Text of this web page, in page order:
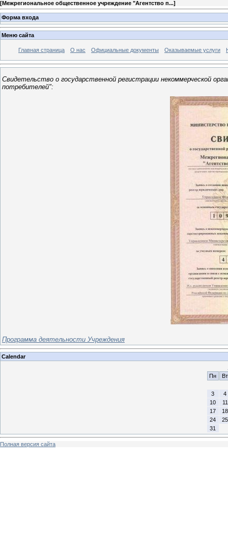
[Межрегиональное общественное учреждение "Агентство п...]
Форма входа
Меню сайта
Главная страница О нас Официальные документы Оказываемые услуги
Свидетельство о государственной регистрации некоммерческой
потребителей":
Программа деятельности Учреждения
Calendar
Пн
Вт
3
4
10
11
17
18
24
25
31
Полная версия сайта